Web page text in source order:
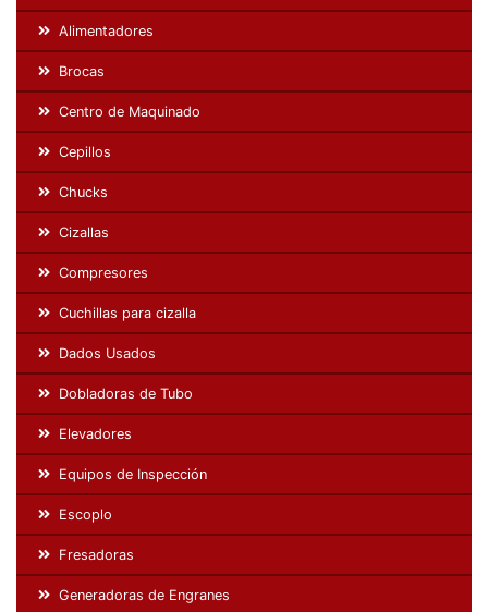
Alimentadores
Brocas
Centro de Maquinado
Cepillos
Chucks
Cizallas
Compresores
Cuchillas para cizalla
Dados Usados
Dobladoras de Tubo
Elevadores
Equipos de Inspección
Escoplo
Fresadoras
Generadoras de Engranes